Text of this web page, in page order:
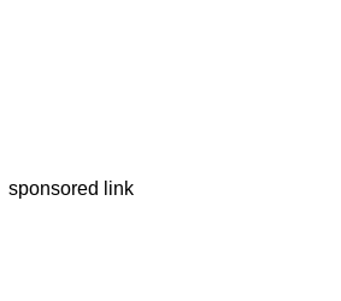
sponsored link